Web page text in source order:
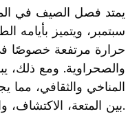
يمتد فصل الصيف في
سبتمبر، ويتميز بأيامه
حرارة مرتفعة خصوصًا
والصحراوية. ومع ذلك،
المناخي والثقافي، مما
بين المتعة، الاكتشاف، والاستجمام.